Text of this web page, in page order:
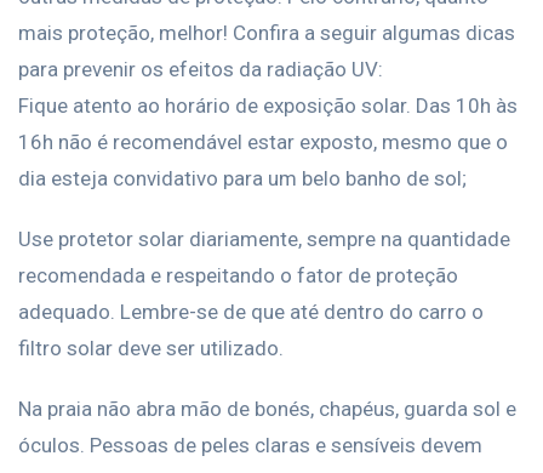
mais proteção, melhor! Confira a seguir algumas dicas
para prevenir os efeitos da radiação UV:
Fique atento ao horário de exposição solar. Das 10h às
16h não é recomendável estar exposto, mesmo que o
dia esteja convidativo para um belo banho de sol;
Use protetor solar diariamente, sempre na quantidade
recomendada e respeitando o fator de proteção
adequado. Lembre-se de que até dentro do carro o
filtro solar deve ser utilizado.
Na praia não abra mão de bonés, chapéus, guarda sol e
óculos. Pessoas de peles claras e sensíveis devem